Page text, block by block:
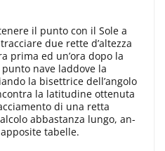
il punto con il Sole a
due rette d’al­tezza
pri­ma ed un’ora dopo la
nave laddove la
la bi­settrice dell’angolo
la latitudine otte­nuta
di una retta
abbastanza lungo, an­
tabelle.